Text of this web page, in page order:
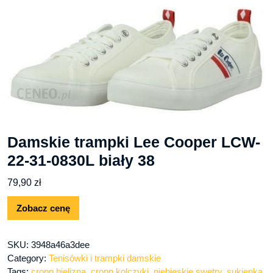
Damskie trampki Lee Cooper LCW-
22-31-0830L biały 38
79,90 zł
Zobacz cenę
SKU: 3948a46a3dee
Category: Tenisówki i trampki damskie